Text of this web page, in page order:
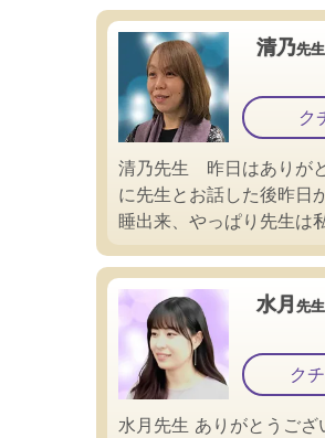
清乃先生
ク
清乃先生 昨日はありが
に先生とお話した後昨日
睡出来、やっぱり先生は
水月 先生
ク
水月先生 ありがとうご